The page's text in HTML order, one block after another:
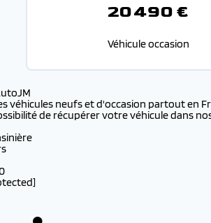
20 490 €
Véhicule occasion
véhicules neufs et d'occasion partout en
de récupérer votre véhicule dans